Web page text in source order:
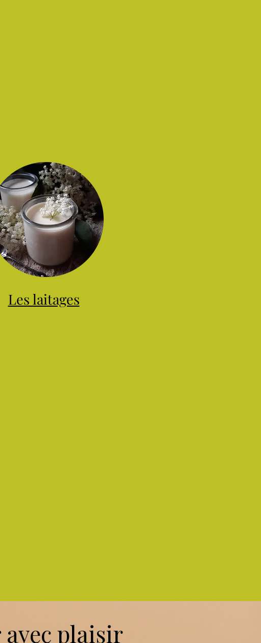
Les laitages
avec plaisir